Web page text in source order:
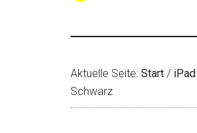
Aktuelle Seite: Start /
Schwarz